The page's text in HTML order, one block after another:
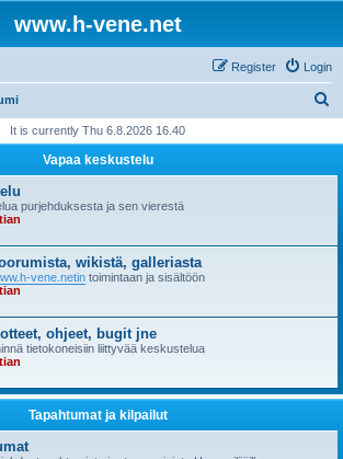
www.h-vene.net
Login
Register
r
It is currently Thu 6.8.2026 16.40
Vapaa keskustelu
purjehduksesta ja sen vierestä
wikistä, galleriasta
vene.netin toimintaan ja sisältöön
ohjeet, bugit jne
tietokoneisiin liittyvää keskustelua
Tapahtumat ja kilpailut